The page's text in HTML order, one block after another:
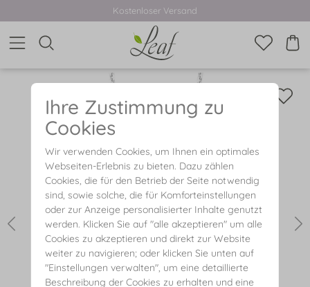
Kostenloser Versand
Ihre Zustimmung zu
Cookies
Wir verwenden Cookies, um Ihnen ein optimales
Webseiten-Erlebnis zu bieten. Dazu zählen
Cookies, die für den Betrieb der Seite notwendig
sind, sowie solche, die für Komforteinstellungen
oder zur Anzeige personalisierter Inhalte genutzt
werden. Klicken Sie auf "alle akzeptieren" um alle
Cookies zu akzeptieren und direkt zur Website
weiter zu navigieren; oder klicken Sie unten auf
"Einstellungen verwalten", um eine detaillierte
Beschreibung der Cookies zu erhalten und eine